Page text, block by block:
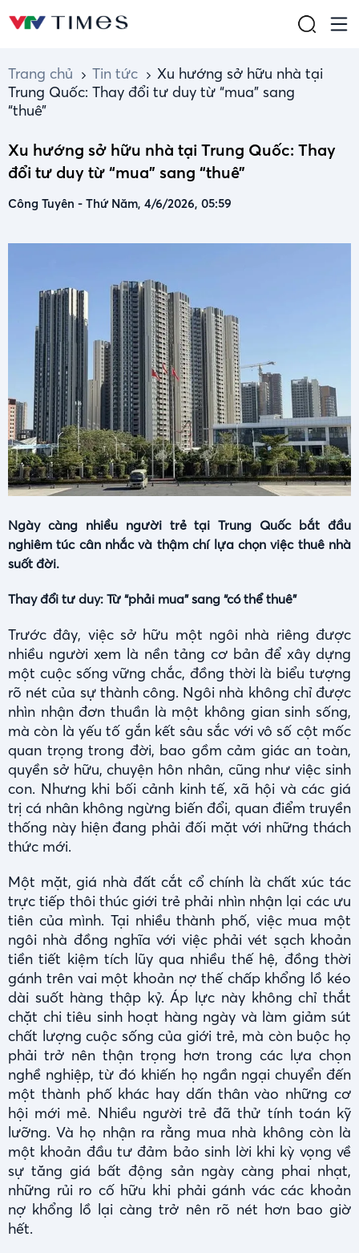
Trang chủ Tin tức
Xu hướng sở hữu nhà tại
Trung Quốc: Thay đổi tư duy từ “mua” sang
“thuê”
Xu hướng sở hữu nhà tại Trung Quốc: Thay
đổi tư duy từ “mua” sang “thuê”
Công Tuyên - Thứ Năm, 4/6/2026, 05:59
Ngày càng nhiều người trẻ tại Trung Quốc bắt đầu
nghiêm túc cân nhắc và thậm chí lựa chọn việc thuê nhà
suốt đời.
Thay đổi tư duy: Từ “phải mua” sang “có thể thuê”
Trước đây, việc sở hữu một ngôi nhà riêng được
nhiều người xem là nền tảng cơ bản để xây dựng
một cuộc sống vững chắc, đồng thời là biểu tượng
rõ nét của sự thành công. Ngôi nhà không chỉ được
nhìn nhận đơn thuần là một không gian sinh sống,
mà còn là yếu tố gắn kết sâu sắc với vô số cột mốc
quan trọng trong đời, bao gồm cảm giác an toàn,
quyền sở hữu, chuyện hôn nhân, cũng như việc sinh
con. Nhưng khi bối cảnh kinh tế, xã hội và các giá
trị cá nhân không ngừng biến đổi, quan điểm truyền
thống này hiện đang phải đối mặt với những thách
thức mới.
Một mặt, giá nhà đất cắt cổ chính là chất xúc tác
trực tiếp thôi thúc giới trẻ phải nhìn nhận lại các ưu
tiên của mình. Tại nhiều thành phố, việc mua một
ngôi nhà đồng nghĩa với việc phải vét sạch khoản
tiền tiết kiệm tích lũy qua nhiều thế hệ, đồng thời
gánh trên vai một khoản nợ thế chấp khổng lồ kéo
dài suốt hàng thập kỷ. Áp lực này không chỉ thắt
chặt chi tiêu sinh hoạt hàng ngày và làm giảm sút
chất lượng cuộc sống của giới trẻ, mà còn buộc họ
phải trở nên thận trọng hơn trong các lựa chọn
nghề nghiệp, từ đó khiến họ ngần ngại chuyển đến
một thành phố khác hay dấn thân vào những cơ
hội mới mẻ. Nhiều người trẻ đã thử tính toán kỹ
lưỡng. Và họ nhận ra rằng mua nhà không còn là
một khoản đầu tư đảm bảo sinh lời khi kỳ vọng về
sự tăng giá bất động sản ngày càng phai nhạt,
những rủi ro cố hữu khi phải gánh vác các khoản
nợ khổng lồ lại càng trở nên rõ nét hơn bao giờ
hết.